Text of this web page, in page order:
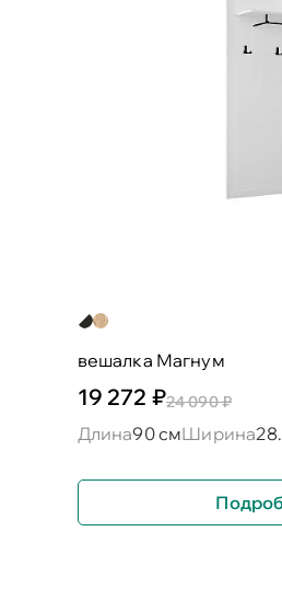
вешалка Магнум
19 272 ₽24 090 ₽
Длина90 смШирина